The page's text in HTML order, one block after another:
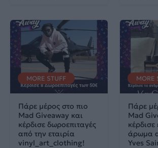
MORE STUFF
Πάρε μέρος στο πιο
Mad Giveaway και
κέρδισε δωροεπιταγές
από την εταιρία
vinyl_art_clothing!
MORE
Πάρε
Mad
άρωμα
Yves